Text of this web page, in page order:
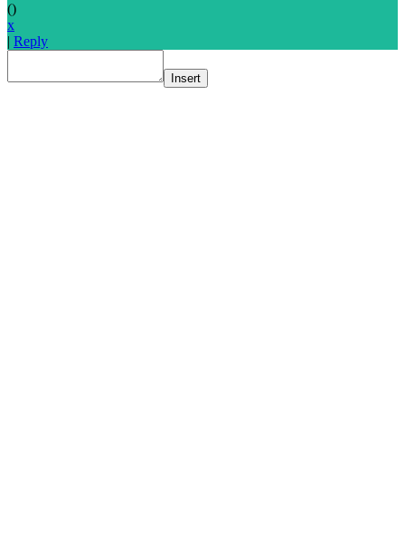
()
x
| Reply
Insert